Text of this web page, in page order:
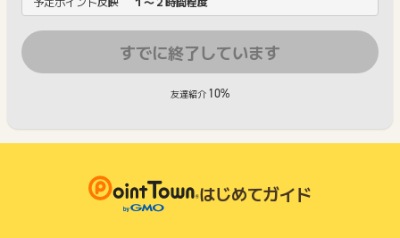
すでに終了しています
友達紹介 10%
はじめてガイド